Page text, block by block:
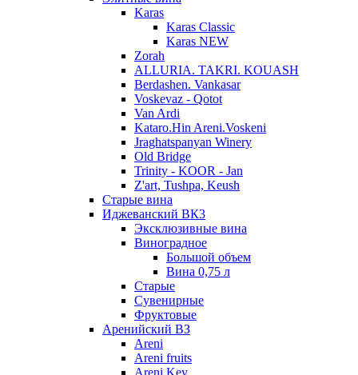
Karas
Karas Classic
Karas NEW
Zorah
ALLURIA. TAKRI. KOUASH
Berdashen. Vankasar
Voskevaz - Qotot
Van Ardi
Kataro.Hin Areni.Voskeni
Jraghatspanyan Winery
Old Bridge
Trinity - KOOR - Jan
Z'art, Tushpa, Keush
Старые вина
Иджеванский ВК3
Эксклюзивные вина
Виноградное
Большой объем
Вина 0,75 л
Старые
Сувенирные
Фруктовые
Аренийский ВЗ
Areni
Areni fruits
Areni Key